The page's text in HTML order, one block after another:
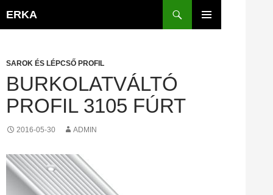
ERKA
SAROK ÉS LÉPCSŐ PROFIL
BURKOLATVÁLTÓ
PROFIL 3105 FÚRT
2016-05-30 ADMIN